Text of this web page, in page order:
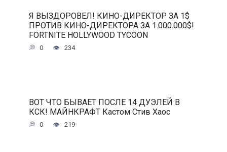
Я ВЫЗДОРОВЕЛ! КИНО-ДИРЕКТОР ЗА 1$
ПРОТИВ КИНО-ДИРЕКТОРА ЗА 1.000.000$!
FORTNITE HOLLYWOOD TYCOON
0 234
ВОТ ЧТО БЫВАЕТ ПОСЛЕ 14 ДУЭЛЕЙ В
КСК! МАЙНКРАФТ Кастом Стив Хаос
0 219